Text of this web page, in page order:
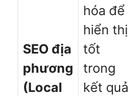
SEO địa
phương
(Local
hóa để
hiển thị
tốt
trong
kết quả